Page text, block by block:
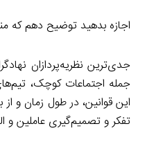
اجازه بدهید توضیح دهم که
جدی‌ترین نظریه‌پردازان
جمله اجتماعات کوچک،
این قوانین، در طول زمان و از
تفکر و تصمیم‌گیری عاملین و